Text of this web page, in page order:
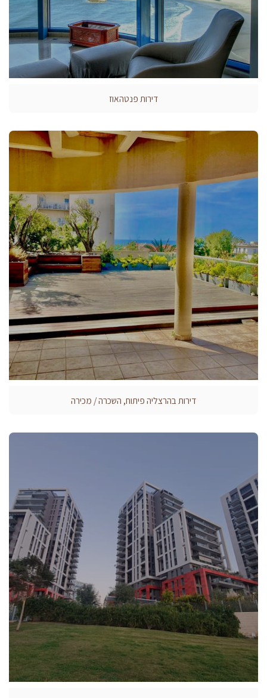
דירות פנטהאוז
דירות בהרצליה פיתוח, השכרה / מכירה